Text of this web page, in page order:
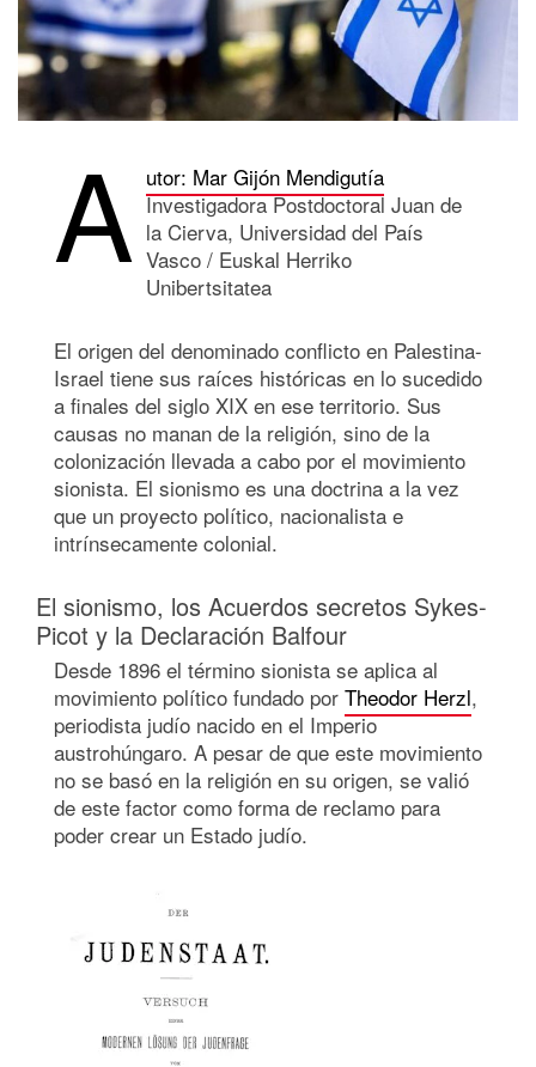
A utor: Mar Gijón Mendigutía
Investigadora Postdoctoral Juan de
la Cierva, Universidad del País
Vasco / Euskal Herriko
Unibertsitatea
El origen del denominado conflicto en Palestina-
Israel tiene sus raíces históricas en lo sucedido
a finales del siglo XIX en ese territorio. Sus
causas no manan de la religión, sino de la
colonización llevada a cabo por el movimiento
sionista. El sionismo es una doctrina a la vez
que un proyecto político, nacionalista e
intrínsecamente colonial.
El sionismo, los Acuerdos secretos Sykes-
Picot y la Declaración Balfour
Desde 1896 el término sionista se aplica al
movimiento político fundado por Theodor Herzl,
periodista judío nacido en el Imperio
austrohúngaro. A pesar de que este movimiento
no se basó en la religión en su origen, se valió
de este factor como forma de reclamo para
poder crear un Estado judío.